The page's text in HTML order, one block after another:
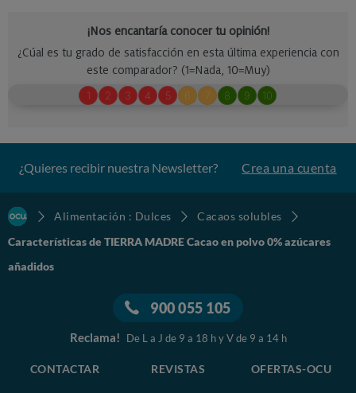
¿Quieres recibir nuestra Newsletter? Crea una cuenta
Alimentación : Dulces
Cacaos solubles
Características de TIERRA MADRE Cacao en polvo 0% azúcares
añadidos
900 055 105
Reclama! De L a J de 9 a 18 h y V de 9 a 14 h
CONTACTAR REVISTAS OFERTAS-OCU